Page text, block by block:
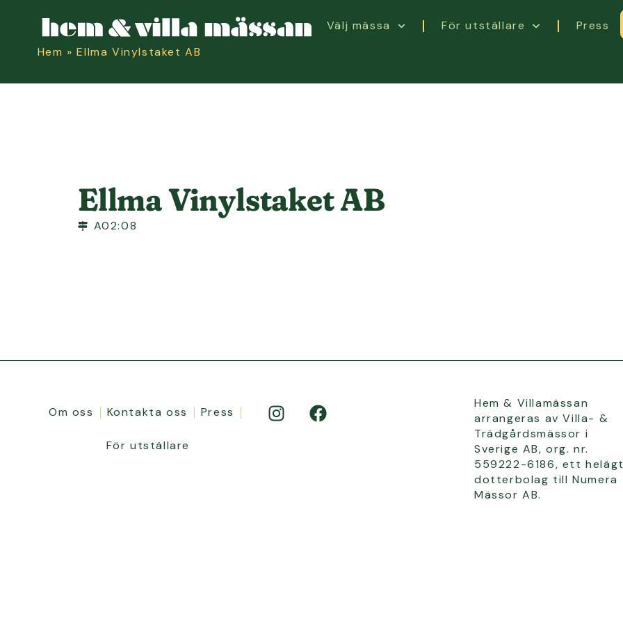
Välj mässa För utställare Press
Hem »Ellma Vinylstaket AB
Ellma Vinylstaket AB
A02:08
Om oss Kontakta oss Press
För utställare
Hem & Villamässan
arrangeras av Villa- &
Trädgårdsmässor i
Sverige AB, org. nr.
559222-6186, ett helägt
dotterbolag till Numera
Mässor AB.